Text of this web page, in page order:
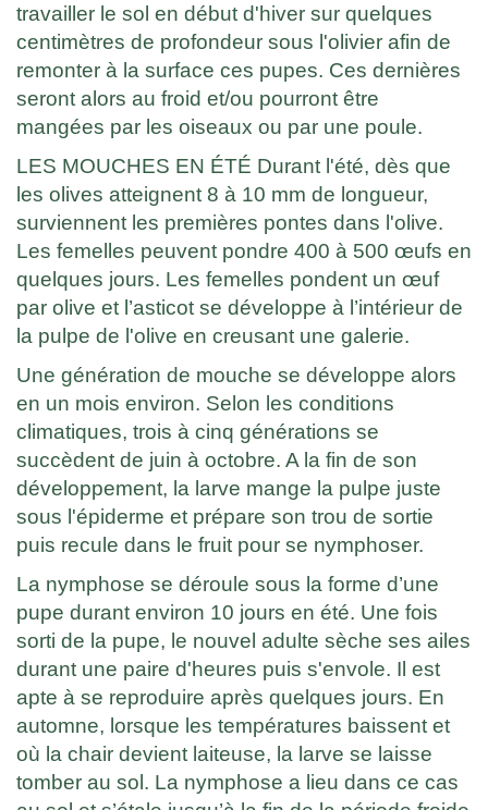
travailler le sol en début d'hiver sur quelques
centimètres de profondeur sous l'olivier afin de
remonter à la surface ces pupes. Ces dernières
seront alors au froid et/ou pourront être
mangées par les oiseaux ou par une poule.
LES MOUCHES EN ÉTÉ Durant l'été, dès que
les olives atteignent 8 à 10 mm de longueur,
surviennent les premières pontes dans l'olive.
Les femelles peuvent pondre 400 à 500 œufs en
quelques jours. Les femelles pondent un œuf
par olive et l’asticot se développe à l’intérieur de
la pulpe de l'olive en creusant une galerie.
Une génération de mouche se développe alors
en un mois environ. Selon les conditions
climatiques, trois à cinq générations se
succèdent de juin à octobre. A la fin de son
développement, la larve mange la pulpe juste
sous l'épiderme et prépare son trou de sortie
puis recule dans le fruit pour se nymphoser.
La nymphose se déroule sous la forme d’une
pupe durant environ 10 jours en été. Une fois
sorti de la pupe, le nouvel adulte sèche ses ailes
durant une paire d'heures puis s'envole. Il est
apte à se reproduire après quelques jours. En
automne, lorsque les températures baissent et
où la chair devient laiteuse, la larve se laisse
tomber au sol. La nymphose a lieu dans ce cas